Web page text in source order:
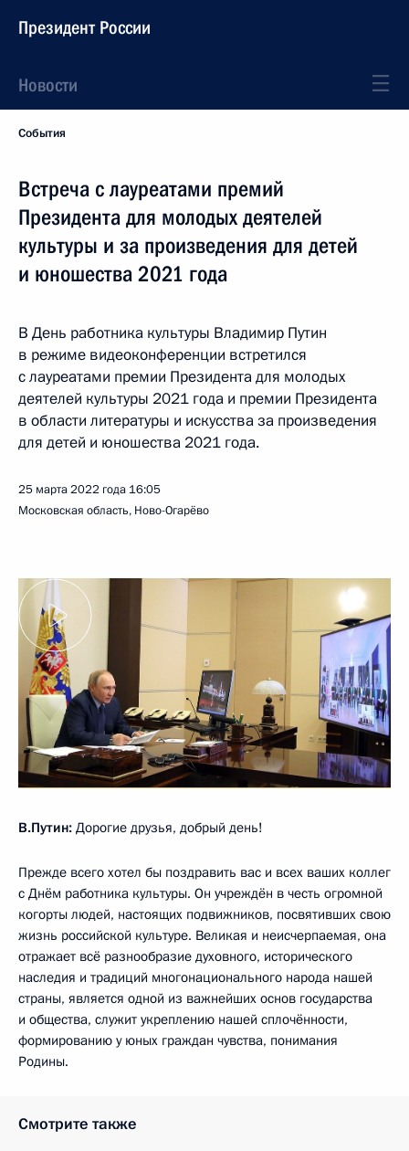
Президент России
Новости
События
Встреча с лауреатами премий
Президента для молодых деятелей
культуры и за произведения для детей
и юношества 2021 года
В День работника культуры Владимир Путин
в режиме видеоконференции встретился
с лауреатами премии Президента для молодых
деятелей культуры 2021 года и премии Президента
в области литературы и искусства за произведения
для детей и юношества 2021 года.
25 марта 2022 года 16:05
Московская область, Ново-Огарёво
В.Путин: Дорогие друзья, добрый день!
Прежде всего хотел бы поздравить вас и всех ваших коллег
с Днём работника культуры. Он учреждён в честь огромной
когорты людей, настоящих подвижников, посвятивших свою
жизнь российской культуре. Великая и неисчерпаемая, она
отражает всё разнообразие духовного, исторического
наследия и традиций многонационального народа нашей
страны, является одной из важнейших основ государства
и общества, служит укреплению нашей сплочённости,
формированию у юных граждан чувства, понимания
Родины.
Смотрите также